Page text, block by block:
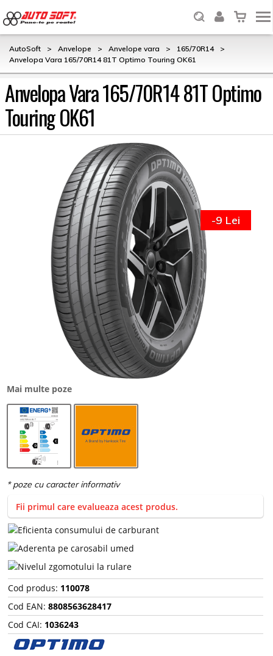
AutoSoft > Anvelope > Anvelope vara > 165/70R14
>
Anvelopa Vara 165/70R14 81T Optimo Touring OK61
Anvelopa Vara 165/70R14 81T Optimo
Touring OK61
Mai multe poze
-9 Lei
Fii primul care evalueaza acest produs.
Cod produs: 110078
Cod EAN: 8808563628417
Cod CAI: 1036243